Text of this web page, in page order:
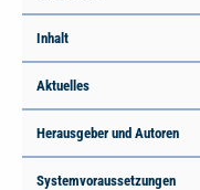
Inhalt
Aktuelles
Herausgeber und Autoren
Systemvoraussetzungen